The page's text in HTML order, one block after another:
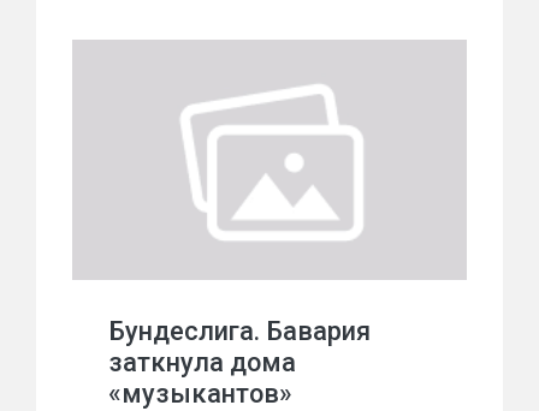
Бундеслига. Бавария
заткнула дома
«музыкантов»